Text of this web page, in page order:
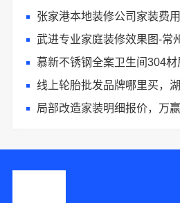
张家港本地装修公司家装费用-苏州兔
武进专业家庭装修效果图-常州宜居
慕新不锈钢全案卫生间304材
线上轮胎批发品牌哪里买，湖北省腾冠畅
局部改造家装明细报价，万赢饰家新型